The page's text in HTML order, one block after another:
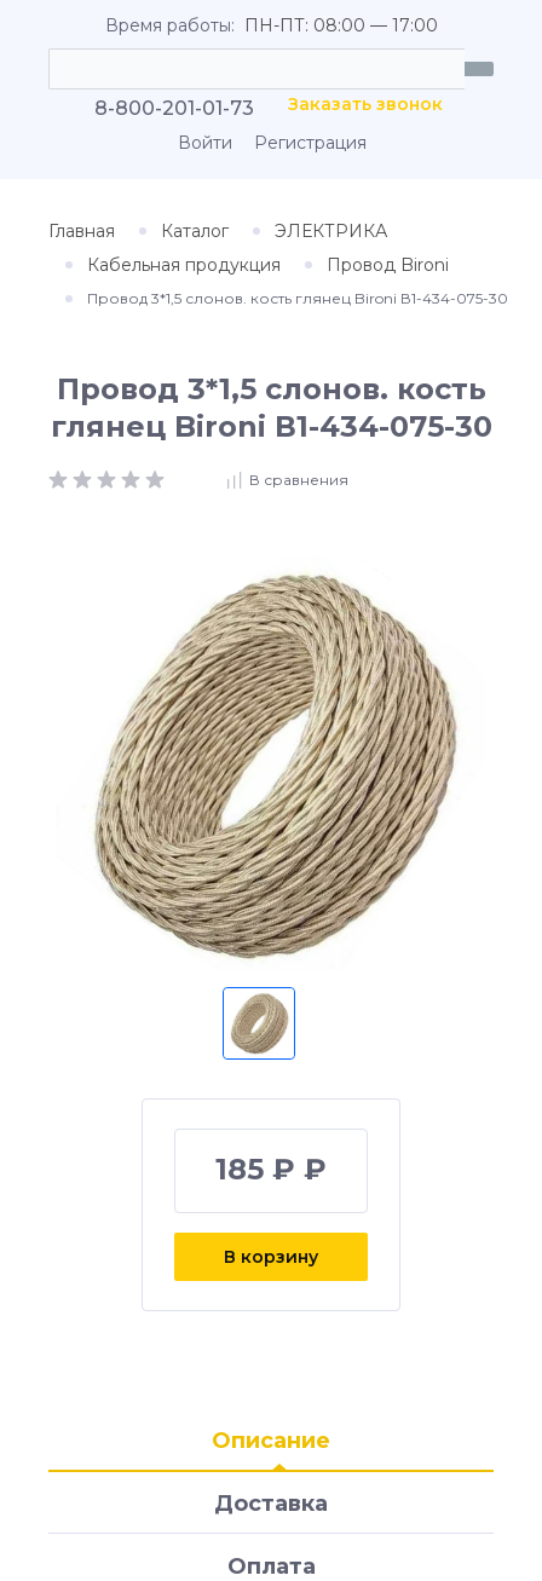
Время работы: ПН-ПТ: 08:00 — 17:00
8-800-201-01-73
Заказать звонок
Войти
Регистрация
Главная Каталог
ЭЛЕКТРИКА
Кабельная продукция
Провод Bironi
Провод 3*1,5 слонов. кость глянец Bironi В1-434-075-30
Провод 3*1,5 слонов. кость
глянец Bironi В1-434-075-30
В сравнения
185 ₽ ₽
В корзину
Описание
Доставка
Оплата